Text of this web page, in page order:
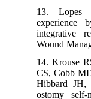
13.
Wound
14. Krouse
CS, Cobb
Hibbard
ostomy